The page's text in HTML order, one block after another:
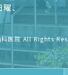
曜、
医院 All Rights